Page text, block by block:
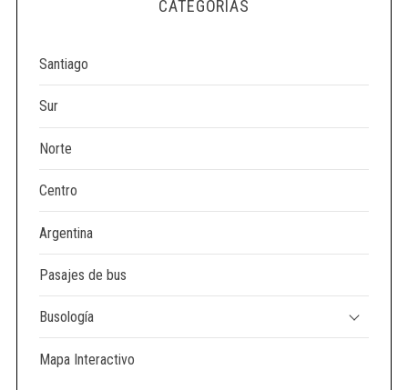
CATEGORÍAS
Santiago
Sur
Norte
Centro
Argentina
Pasajes de bus
Busología
Mapa Interactivo